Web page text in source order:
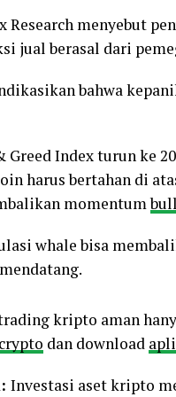
Research menyebut
jual berasal dari
bahwa
Greed Index turun ke
harus bertahan di
momentum
whale bisa
kripto aman
dan download
Investasi aset kripto